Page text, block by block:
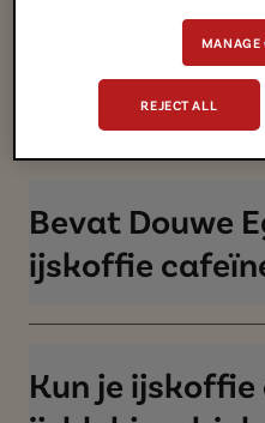
Douwe Egberts
wanneer deze goed
frisse smaak kun je de
met ijsblokjes schenken.​
Hoe bewaar
in de koelkast. Na
Bevat Douwe
ijskoffie
bevatten cafeïne,
met echte koffie. De
Kun je
MANAGE
REJECT ALL